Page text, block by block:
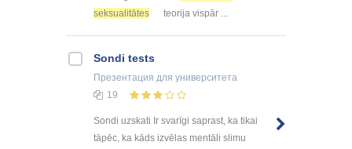
seksualitātes
teorija vispār ...
Sondi tests
Презентация для университета
19
Sondi uzskati Ir svarīgi saprast, ka tikai
tāpēc, ka kāds izvēlas mentāli slimu